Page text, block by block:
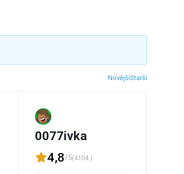
NovějšíStarší
0077ivka
4,8/5(4104 )